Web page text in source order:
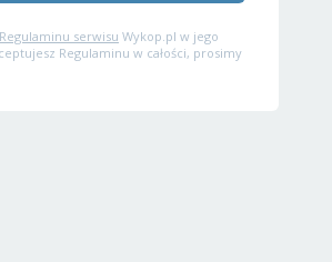
Regulaminu serwisu Wykop.pl w jego
Regulaminu w całości, prosimy